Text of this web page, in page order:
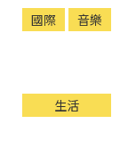
國際 音樂
生活